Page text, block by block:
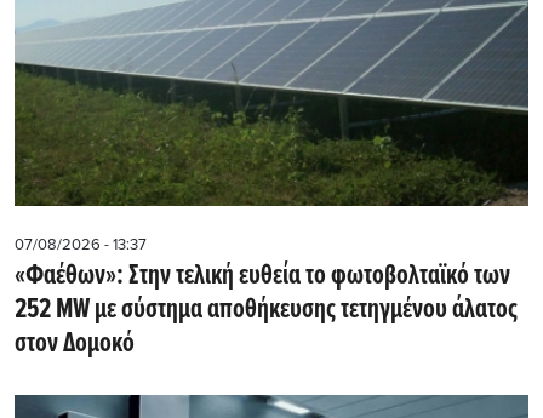
07/08/2026 - 13:37
«Φαέθων»: Στην τελική ευθεία το φωτοβολταϊκό των
252 MW με σύστημα αποθήκευσης τετηγμένου άλατος
στον Δομοκό